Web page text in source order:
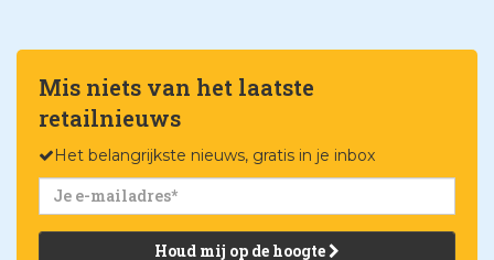
Mis niets van het laatste
retailnieuws
Het belangrijkste nieuws, gratis in je inbox
Houd mij op de hoogte